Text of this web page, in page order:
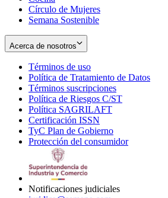
Círculo de Mujeres
Semana Sostenible
Acerca de nosotros
Términos de uso
in
new
window
Política de Tratamiento de Datos
Términos suscripciones
in
Política de Riesgos C/ST
Política SAGRILAFT
new
window
Certificación ISSN
in
new
TyC Plan de Gobierno
in
Protección del consumidorOpens
Notificaciones judiciales